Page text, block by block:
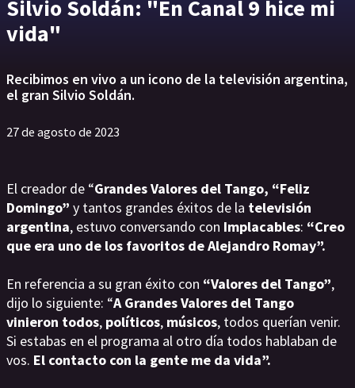
Silvio Soldán: "En Canal 9 hice mi
vida"
Recibimos en vivo a un icono de la televisión argentina,
el gran Silvio Soldán.
27 de agosto de 2023
El creador de “Grandes Valores del Tango, “Feliz
Domingo” y tantos grandes éxitos de la televisión
argentina, estuvo conversando con Implacables: “Creo
que era uno de los favoritos de Alejandro Romay”.
En referencia a su gran éxito con “Valores del Tango”,
dijo lo siguiente: “A Grandes Valores del Tango
vinieron todos, políticos, músicos, todos querían venir.
Si estabas en el programa al otro día todos hablaban de
vos. El contacto con la gente me da vida”.